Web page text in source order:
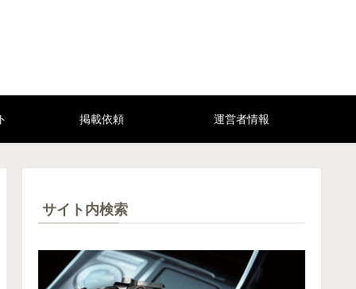
掲載依頼 運営者情報
サイト内検索